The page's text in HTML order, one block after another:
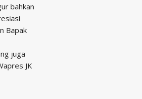
bahkan
Bapak
juga
JK